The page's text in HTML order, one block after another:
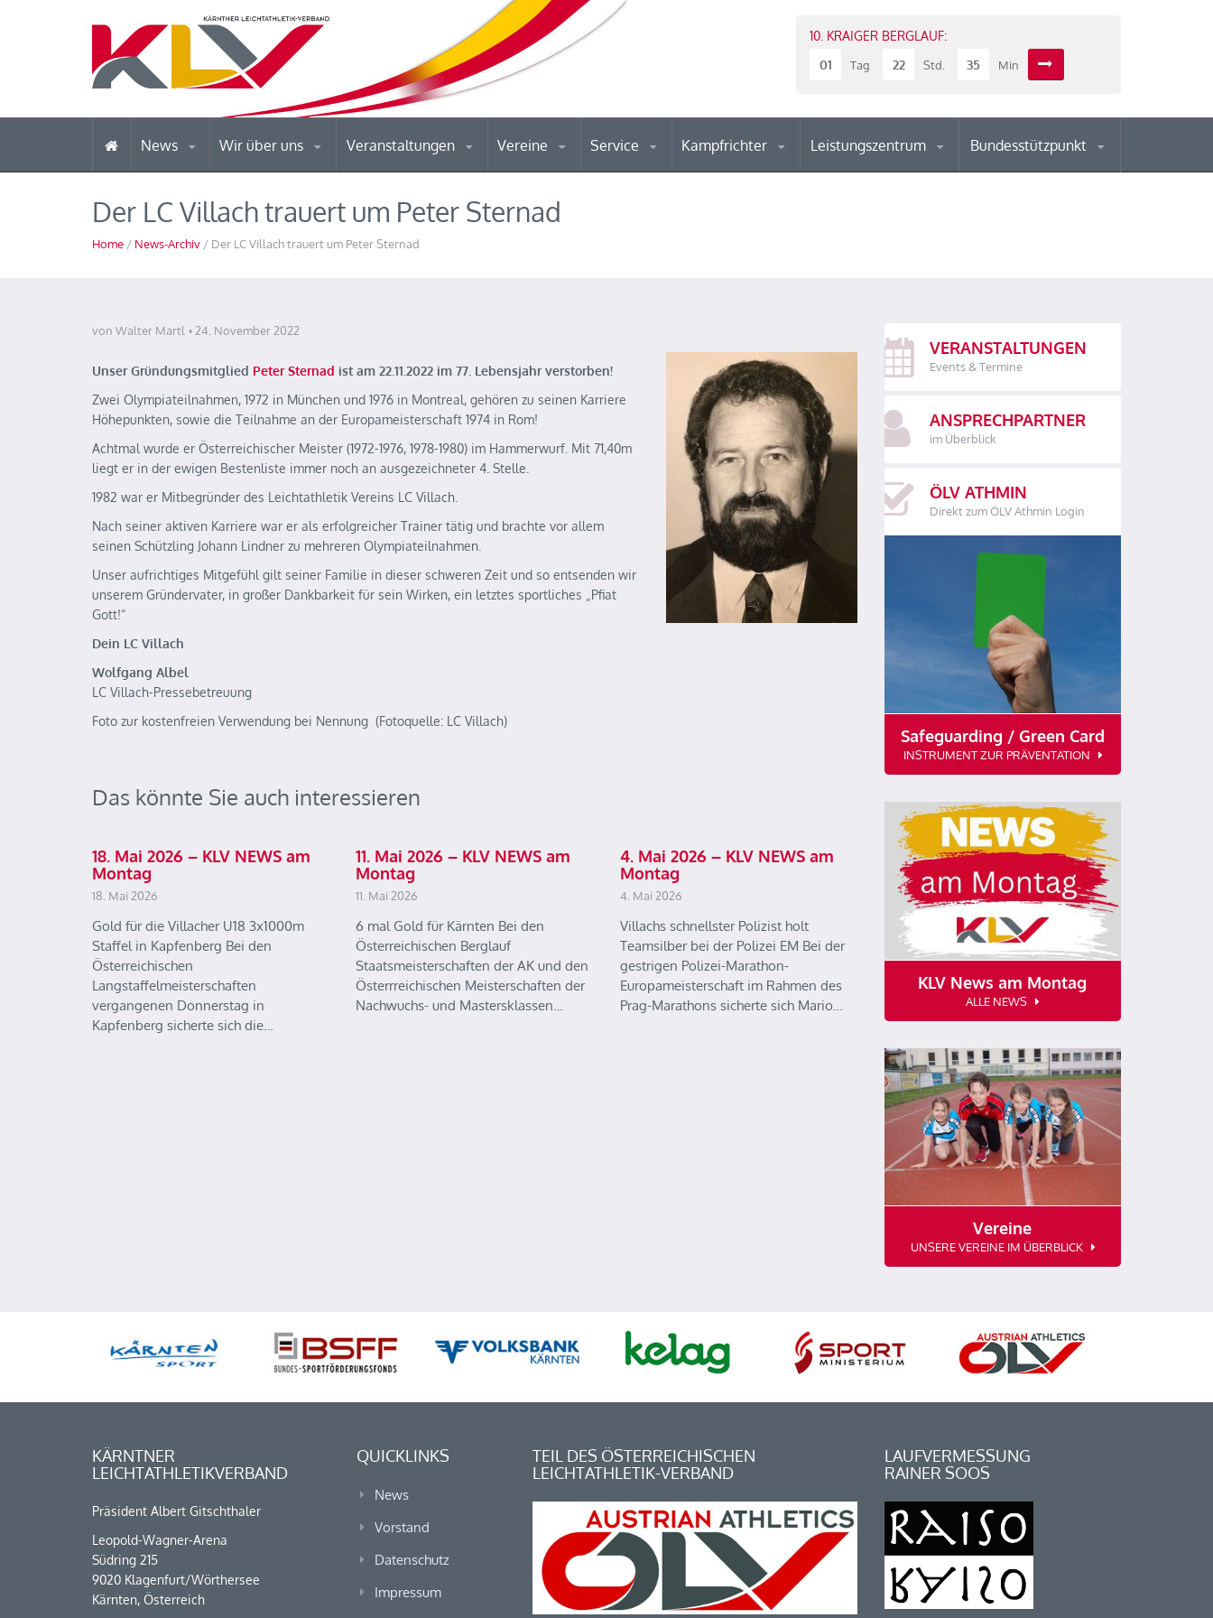
10. KRAIGER BERGLAUF:
01
Tag 22 Std. 35 Min
News Wir über uns Veranstaltungen Vereine Service Kampfrichter Leistungszentrum Bundesstützpunkt
Der LC Villach trauert um Peter Sternad
Home / News-Archiv / Der LC Villach trauert um Peter Sternad
von Walter Martl 24. November 2022
Unser Gründungsmitglied Peter Sternad ist am 22.11.2022 im 77. Lebensjahr verstorben!
Zwei Olympiateilnahmen, 1972 in München und 1976 in Montreal, gehören zu seinen Karriere
Höhepunkten, sowie die Teilnahme an der Europameisterschaft 1974 in Rom!
Achtmal wurde er Österreichischer Meister (1972-1976, 1978-1980) im Hammerwurf. Mit 71,40m
liegt er in der ewigen Bestenliste immer noch an ausgezeichneter 4. Stelle.
1982 war er Mitbegründer des Leichtathletik Vereins LC Villach.
Nach seiner aktiven Karriere war er als erfolgreicher Trainer tätig und brachte vor allem
seinen Schützling Johann Lindner zu mehreren Olympiateilnahmen.
Unser aufrichtiges Mitgefühl gilt seiner Familie in dieser schweren Zeit und so entsenden wir
unserem Gründervater, in großer Dankbarkeit für sein Wirken, ein letztes sportliches „Pfiat
Gott!“
Dein LC Villach
Wolfgang Albel
LC Villach-Pressebetreuung
Foto zur kostenfreien Verwendung bei Nennung (Fotoquelle: LC Villach)
Das könnte Sie auch interessieren
18. Mai 2026 – KLV NEWS am
Montag
18. Mai 2026
Gold für die Villacher U18 3x1000m
Staffel in Kapfenberg Bei den
Österreichischen
Langstaffelmeisterschaften
vergangenen Donnerstag in
Kapfenberg sicherte sich die…
11. Mai 2026 – KLV NEWS am
Montag
11. Mai 2026
6 mal Gold für Kärnten Bei den
Österreichischen Berglauf
Staatsmeisterschaften der AK und den
Österrreichischen Meisterschaften der
Nachwuchs- und Mastersklassen…
4. Mai 2026 – KLV NEWS am
Montag
4. Mai 2026
Villachs schnellster Polizist holt
Teamsilber bei der Polizei EM Bei der
gestrigen Polizei-Marathon-
Europameisterschaft im Rahmen des
Prag-Marathons sicherte sich Mario…
VERANSTALTUNGEN
Events & Termine
ANSPRECHPARTNER
im Überblick
ÖLV ATHMIN
Direkt zum ÖLV Athmin Login
Safeguarding / Green Card
INSTRUMENT ZUR PRÄVENTATION
KLV News am Montag
ALLE NEWS
Vereine
UNSERE VEREINE IM ÜBERBLICK
KÄRNTNER
LEICHTATHLETIKVERBAND
Präsident Albert Gitschthaler
Leopold-Wagner-Arena
Südring 215
9020 Klagenfurt/Wörthersee
Kärnten, Österreich
QUICKLINKS
News
Vorstand
Datenschutz
Impressum
TEIL DES ÖSTERREICHISCHEN
LEICHTATHLETIK-VERBAND
LAUFVERMESSUNG
RAINER SOOS